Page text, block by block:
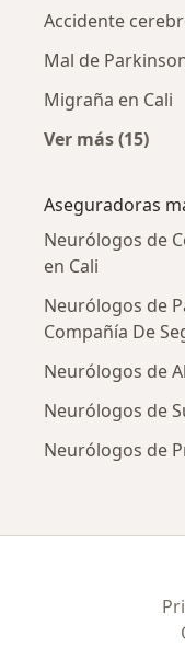
Accidente
Mal de
Migraña en Cali
Ver más (15)
Aseguradoras
Neurólogos de
en Cali
Neurólogos de
Compañía De
Neurólogos de
Neurólogos de
Neurólogos de